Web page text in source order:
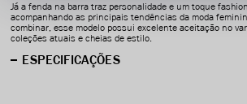
Já a fenda na barra traz personalidade e um toque
acompanhando as principais tendências da moda
combinar, esse modelo possui excelente aceitação no
coleções atuais e cheias de estilo.
ESPECIFICAÇÕES